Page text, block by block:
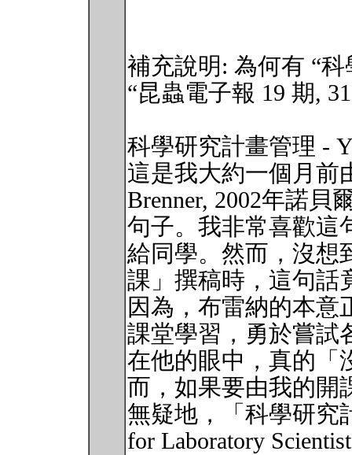
補充說明: 為何有 “
“昆蟲電子報 19 期,
科學研究計畫管理 -
這是我大約一個月前
Brenner, 2002年諾貝
句子。我非常喜歡這
給同學。然而，沒想
課」撰稿時，這句話
因為，布雷納的本意
課堂學習，勇於嘗試
在他的眼中，真的「
而，如果要由我的開
無疑地，「科學研究
for Laboratory